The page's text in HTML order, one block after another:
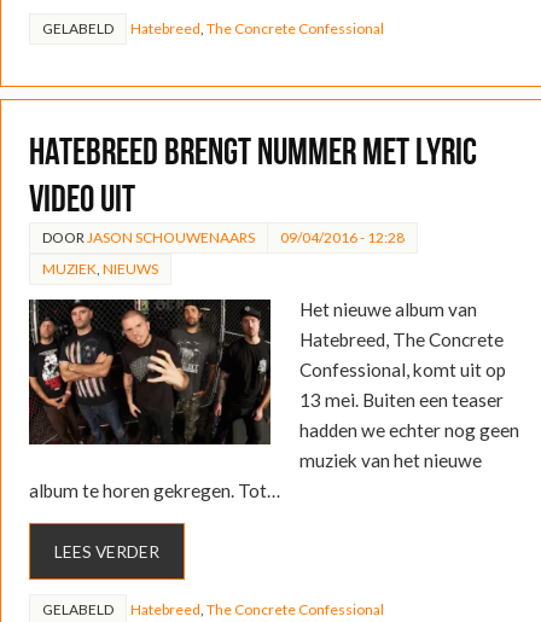
GELABELD Hatebreed The Concrete Confessional
Hatebreed brengt nummer met lyric
video uit
DOOR JASON SCHOUWENAARS
09/04/2016 - 12:28
MUZIEK NIEUWS
Het nieuwe album van
Hatebreed, The Concrete
Confessional, komt uit op
13 mei. Buiten een teaser
hadden we echter nog geen
muziek van het nieuwe
album te horen gekregen. Tot…
LEES VERDER
GELABELD Hatebreed The Concrete Confessional